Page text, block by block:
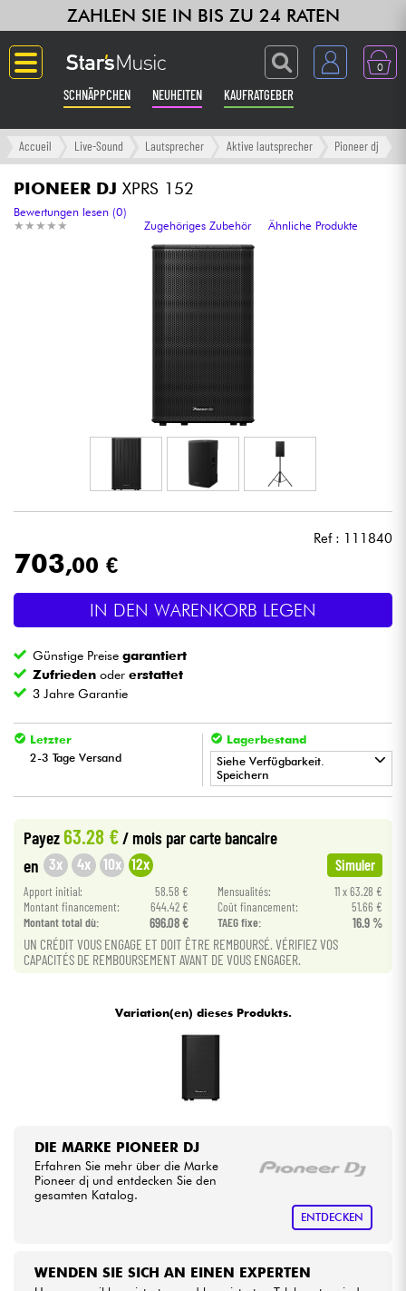
ZAHLEN SIE IN BIS ZU 24 RATEN
0
SCHNÄPPCHEN NEUHEITEN KAUFRATGEBER
Langue
Gitarre & Bass
Verstärker & Effekte
Klaviere & Piano
Synths & samplers
Live-Sound
Licht
Drums
Violinen & Quartett
Kabel & Zubehöre
HiFi
Bundle
Accueil Live-Sound Lautsprecher Aktive lautsprecher Pioneer dj
PIONEER DJ XPRS 152
★ ★ ★ ★ ★
★ ★ ★ ★ ★
Bewertungen lesen (0)
Zugehöriges Zubehör
Ähnliche Produkte
Ref : 111840
703,00 €
IN DEN WARENKORB LEGEN
Günstige Preisegarantiert
Zufrieden odererstattet
3 Jahre Garantie
Letzter
2-3 Tage Versand
Lagerbestand
Siehe Verfügbarkeit.
Speichern
Payez63.28 €/ mois par carte bancaire
en 3x 4x 10x 12x Simuler
Apport initial: 58.58 € Mensualités:
11 x 63.28 €
Montant financement:
644.42 € Coût financement:
51.66 €
Montant total dù:
696.08 € TAEG fixe: 16.9 %
UN CRÉDIT VOUS ENGAGE ET DOIT ÊTRE REMBOURSÉ. VÉRIFIEZ VOS
CAPACITÉS DE REMBOURSEMENT AVANT DE VOUS ENGAGER.
Variation(en) dieses Produkts.
DIE MARKE PIONEER DJ
Erfahren Sie mehr über die Marke
Pioneer dj und entdecken Sie den
gesamten Katalog.
ENTDECKEN
WENDEN SIE SICH AN EINEN EXPERTEN